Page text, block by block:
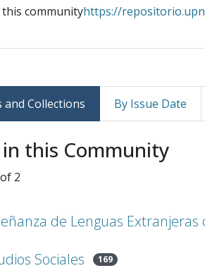
communityhttps://
Collections By Issue Date
this Community
2
de Lenguas Extranjeras
Sociales 169